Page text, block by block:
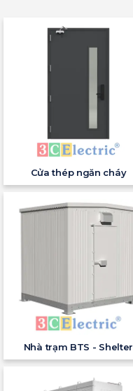
Cửa thép ngăn cháy
Nhà trạm BTS - Shelter